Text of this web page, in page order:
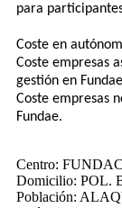
para
Coste en
Coste empresas
gestión en Fundae
Coste empresas
Fundae.
Centro:
Domicilio: POL.
Población: